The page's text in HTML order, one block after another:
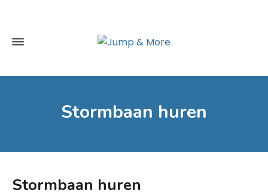
Stormbaan huren
Stormbaan huren